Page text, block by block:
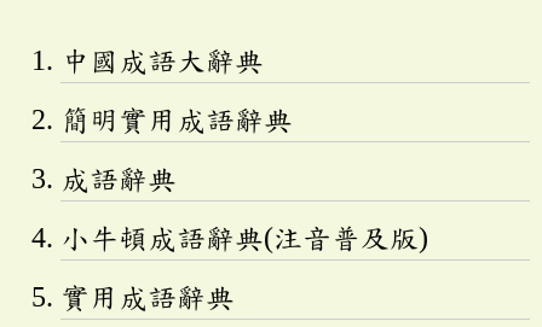
中國成語大辭典
簡明實用成語辭典
成語辭典
小牛頓成語辭典(注音普及版)
實用成語辭典